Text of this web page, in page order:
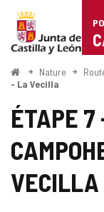
Portal
de
Turismo
de
Castilla
León
<
Accueil
Nature
- La Vecilla
ÉTAPE 7
VECILLA